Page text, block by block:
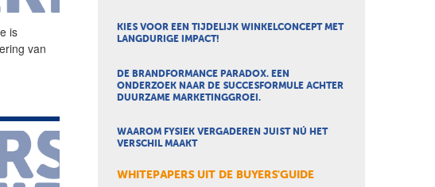
is
van
KIES VOOR EEN TIJDELIJK WINKELCONCEPT MET
LANGDURIGE IMPACT!
DE BRANDFORMANCE PARADOX. EEN
ONDERZOEK NAAR DE SUCCESFORMULE ACHTER
DUURZAME MARKETINGGROEI.
WAAROM FYSIEK VERGADEREN JUIST NÚ HET
VERSCHIL MAAKT
WHITEPAPERS UIT DE BUYERS'GUIDE